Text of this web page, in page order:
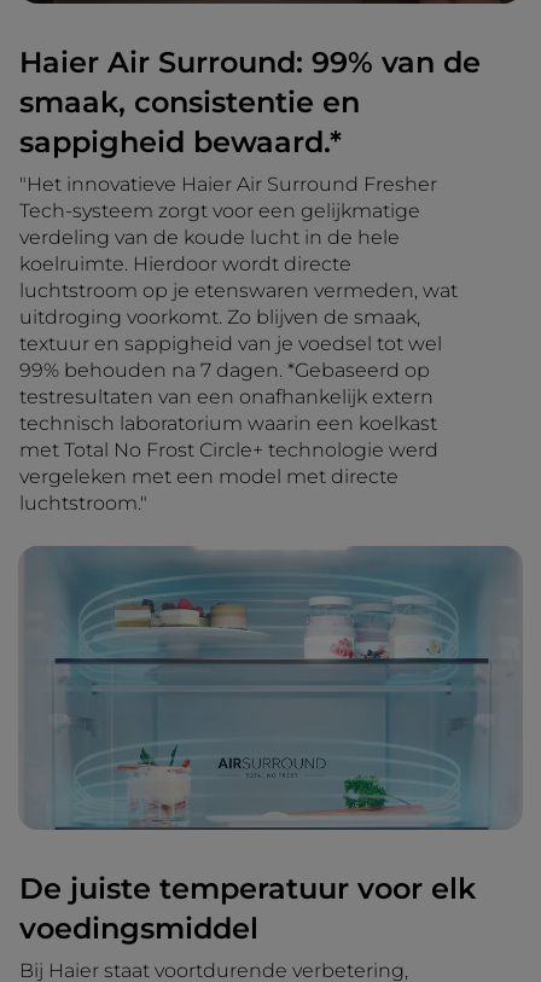
Haier Air Surround: 99% van de
smaak, consistentie en
sappigheid bewaard.*
"Het innovatieve Haier Air Surround Fresher
Tech-systeem zorgt voor een gelijkmatige
verdeling van de koude lucht in de hele
koelruimte. Hierdoor wordt directe
luchtstroom op je etenswaren vermeden, wat
uitdroging voorkomt. Zo blijven de smaak,
textuur en sappigheid van je voedsel tot wel
99% behouden na 7 dagen. *Gebaseerd op
testresultaten van een onafhankelijk extern
technisch laboratorium waarin een koelkast
met Total No Frost Circle+ technologie werd
vergeleken met een model met directe
luchtstroom."
De juiste temperatuur voor elk
voedingsmiddel
Bij Haier staat voortdurende verbetering,